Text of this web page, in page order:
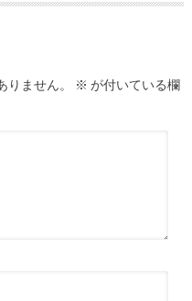
ません。 ※ が付いている欄